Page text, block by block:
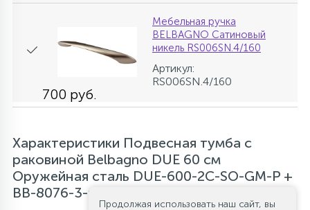
Мебельная ручка
BELBAGNO Cатиновый
никель RS006SN.4/160
Артикул:
RS006SN.4/160
700 руб.
Характеристики Подвесная тумба с
раковиной Belbagno DUE 60 см
Оружейная сталь DUE-600-2C-SO-GM-P +
BB-8076-3-60
Продолжая использовать наш сайт, вы